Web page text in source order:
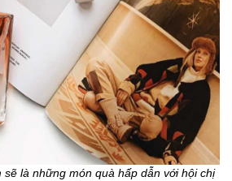
là những món quà hấp dẫn với hội chị